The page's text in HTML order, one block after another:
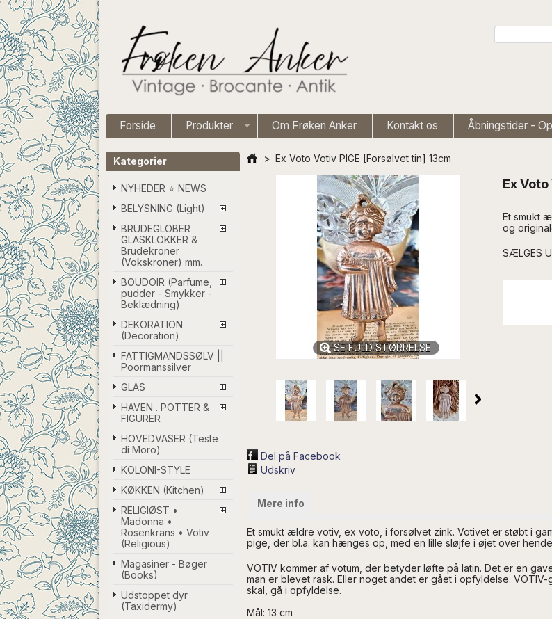
Forside Produkter Om Frøken Anker Kontakt os Åbningstider -
Kategorier
NYHEDER ⭐ NEWS
BELYSNING (Light)
BRUDEGLOBER
GLASKLOKKER &
Brudekroner
(Vokskroner) mm.
BOUDOIR (Parfume,
pudder - Smykker -
Beklædning)
DEKORATION
(Decoration)
FATTIGMANDSSØLV ||
Poormanssilver
GLAS
HAVEN . POTTER &
FIGURER
HOVEDVASER (Teste
di Moro)
KOLONI-STYLE
KØKKEN (Kitchen)
RELIGIØST •
Madonna •
Rosenkrans • Votiv
(Religious)
Magasiner - Bøger
(Books)
Udstoppet dyr
(Taxidermy)
> Ex Voto Votiv PIGE [Forsølvet tin] 13cm
SE FULD STØRRELSE
Del på Facebook
Udskriv
Ex
Et smukt
og
SÆLGES
Mere info
Et smukt ældre votiv, ex voto, i forsølvet zink. Votivet er støbt i
pige, der bl.a. kan hænges op, med en lille sløjfe i øjet over
VOTIV kommer af votum, der betyder løfte på latin. Det er en
man er blevet rask. Eller noget andet er gået i opfyldelse.
skal, gå i opfyldelse.
Mål: 13 cm